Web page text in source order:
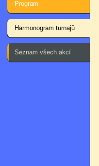
Program
Harmonogram turnajů
Seznam všech akcí